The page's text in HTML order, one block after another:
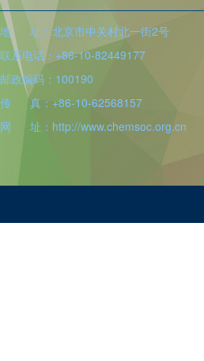
地 址：北京市中关村北一街2号
联系电话：+86-10-82449177
邮政编码：100190
传 真：+86-10-62568157
网 址：http://www.chemsoc.org.cn